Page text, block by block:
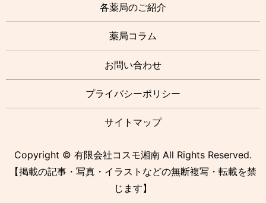
各薬局のご紹介
薬局コラム
お問い合わせ
プライバシーポリシー
サイトマップ
Copyright © 有限会社コスモ湘南 All Rights Reserved.
【掲載の記事・写真・イラストなどの無断複写・転載を禁
じます】